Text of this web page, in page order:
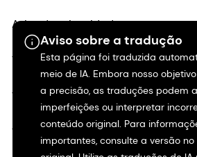
Aviso sobre a tradução
Esta página foi traduzida
meio de IA. Embora nosso
a precisão, as traduções podem
imperfeições ou interpretar
conteúdo original. Para
importantes, consulte a versão
Aviso de privacidade
Termos de uso
Termos e condições
Transparência na Califórnia